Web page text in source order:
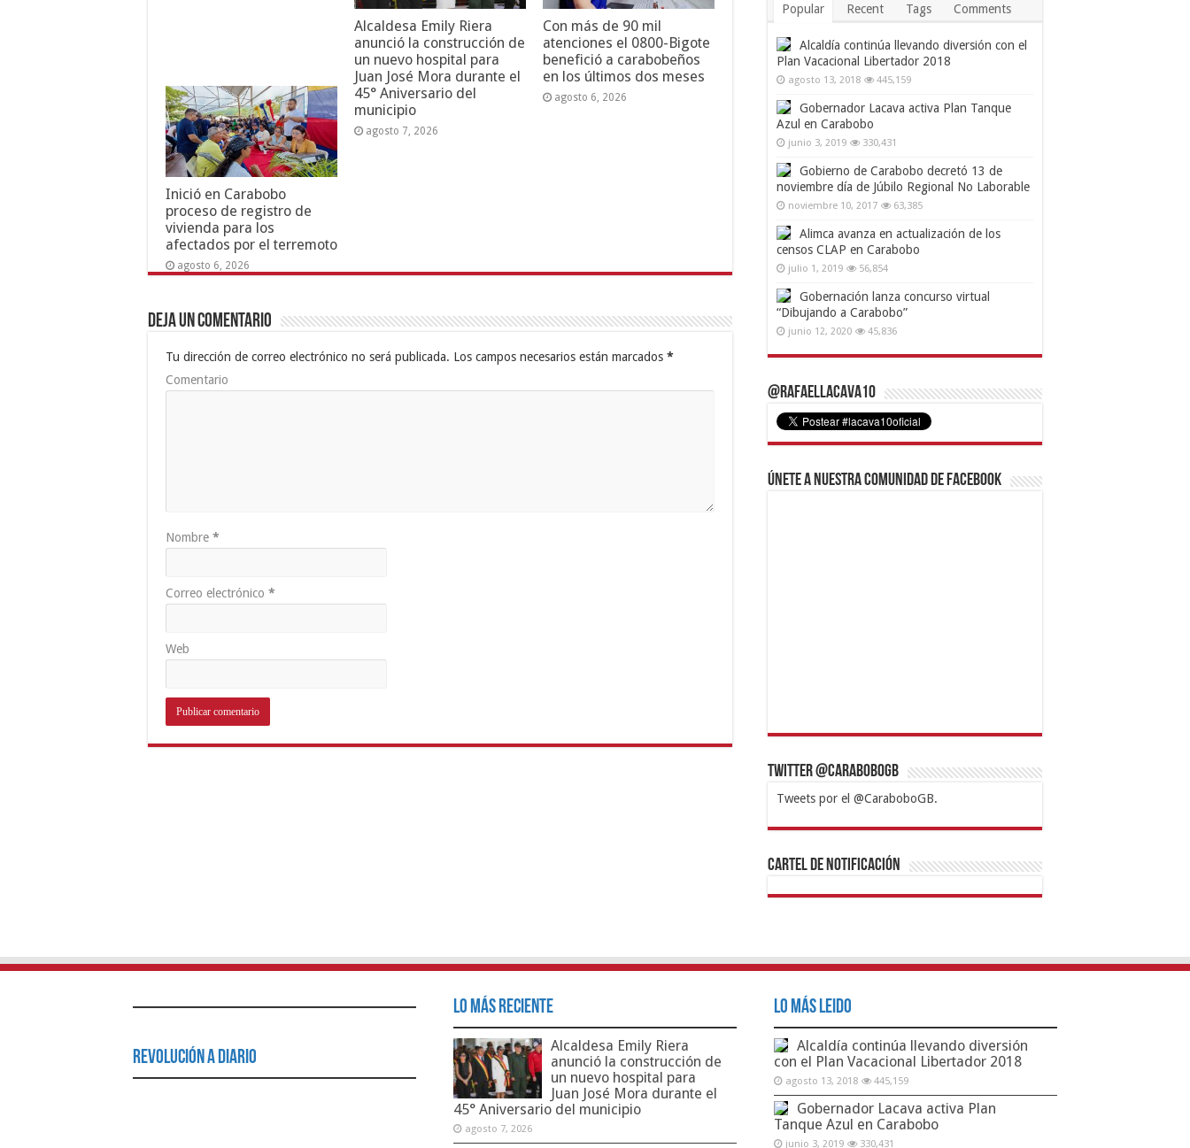
Alcaldesa Emily Riera
anunció la construcción de
un nuevo hospital para
Juan José Mora durante el
45° Aniversario del
municipio
agosto 7, 2026
Con más de 90 mil
atenciones el 0800-Bigote
benefició a carabobeños
en los últimos dos meses
agosto 6, 2026
Inició en Carabobo
proceso de registro de
vivienda para los
afectados por el terremoto
agosto 6, 2026
Deja un comentario
Tu dirección de correo electrónico no será publicada. Los campos necesarios están marcados *
Comentario
Nombre *
Correo electrónico *
Web
Popular Recent Tags Comments
Alcaldía continúa llevando diversión con el
Plan Vacacional Libertador 2018
agosto 13, 2018 445,159
Gobernador Lacava activa Plan Tanque
Azul en Carabobo
junio 3, 2019 330,431
Gobierno de Carabobo decretó 13 de
noviembre día de Júbilo Regional No Laborable
noviembre 10, 2017 63,385
Alimca avanza en actualización de los
censos CLAP en Carabobo
julio 1, 2019 56,854
Gobernación lanza concurso virtual
“Dibujando a Carabobo”
junio 12, 2020 45,836
@RafaelLacava10
Únete a nuestra comunidad de Facebook
Twitter @CaraboboGB
Tweets por el @CaraboboGB.
1xbetBetturkeyBetistKralbetSupertotobetTipobet
https://mvbcasino.com/
Cartel de Notificación
Revolución a Diario
Lo Más Reciente
Alcaldesa Emily Riera
anunció la construcción de
un nuevo hospital para
Juan José Mora durante el
45° Aniversario del municipio
agosto 7, 2026
Lo Más Leido
Alcaldía continúa llevando diversión
con el Plan Vacacional Libertador 2018
agosto 13, 2018 445,159
Gobernador Lacava activa Plan
Tanque Azul en Carabobo
junio 3, 2019 330,431